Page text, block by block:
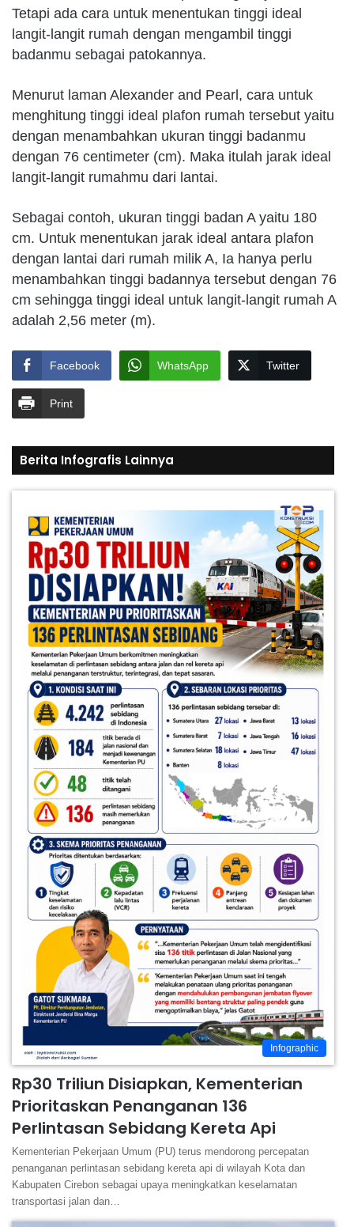
Tetapi ada cara untuk menentukan tinggi ideal
langit-langit rumah dengan mengambil tinggi
badanmu sebagai patokannya.
Menurut laman Alexander and Pearl, cara untuk
menghitung tinggi ideal plafon rumah tersebut yaitu
dengan menambahkan ukuran tinggi badanmu
dengan 76 centimeter (cm). Maka itulah jarak ideal
langit-langit rumahmu dari lantai.
Sebagai contoh, ukuran tinggi badan A yaitu 180
cm. Untuk menentukan jarak ideal antara plafon
dengan lantai dari rumah milik A, Ia hanya perlu
menambahkan tinggi badannya tersebut dengan 76
cm sehingga tinggi ideal untuk langit-langit rumah A
adalah 2,56 meter (m).
Facebook WhatsApp Twitter
Print
Berita Infografis Lainnya
Infographic
Rp30 Triliun Disiapkan, Kementerian
Prioritaskan Penanganan 136
Perlintasan Sebidang Kereta Api
Kementerian Pekerjaan Umum (PU) terus mendorong percepatan
penanganan perlintasan sebidang kereta api di wilayah Kota dan
Kabupaten Cirebon sebagai upaya meningkatkan keselamatan
transportasi jalan dan…